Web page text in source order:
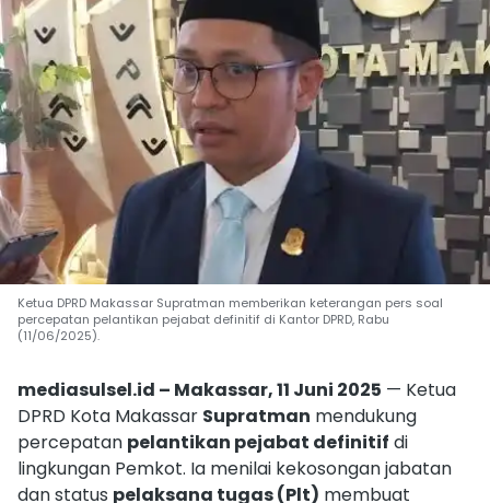
Ketua DPRD Makassar Supratman memberikan keterangan pers soal
percepatan pelantikan pejabat definitif di Kantor DPRD, Rabu
(11/06/2025).
mediasulsel.id – Makassar, 11 Juni 2025 — Ketua
DPRD Kota Makassar Supratman mendukung
percepatan pelantikan pejabat definitif di
lingkungan Pemkot. Ia menilai kekosongan jabatan
dan status pelaksana tugas (Plt) membuat